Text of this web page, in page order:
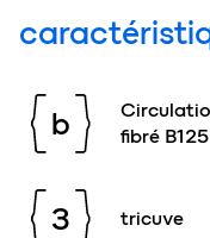
b
fibré B125
3 tricuve